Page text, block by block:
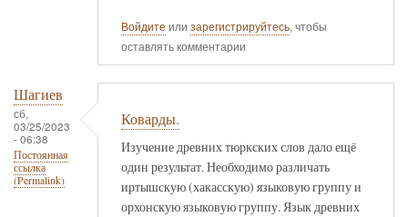
Войдите или зарегистрируйтесь, чтобы
оставлять комментарии
Шагиев
сб,
03/25/2023
- 06:38
Постоянная
ссылка
(Permalink)
Коварды.
Изучение древних тюркских слов дало ещё
один результат. Необходимо различать
иртышскую (хакасскую) языковую группу и
орхонскую языковую группу. Язык древних